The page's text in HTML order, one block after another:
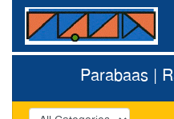
Parabaas |